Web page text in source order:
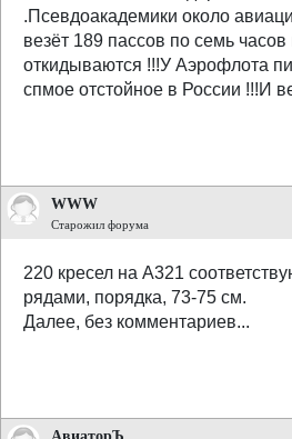
.Псевдоакадемики около
везёт 189 пассов по семь часов
откидываются !!!У Аэрофлота
спмое отстойное в России !!!И
WWW
Старожил форума
220 кресел на А321
рядами, порядка, 73-75 см.
Далее, без комментариев...